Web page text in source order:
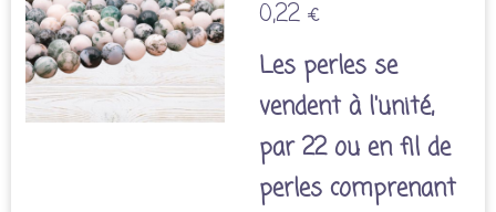
0,22 €
Les perles se
vendent à l'unité,
par 22 ou en fil de
perles comprenant